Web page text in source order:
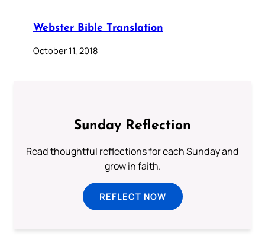
Webster Bible Translation
October 11, 2018
Sunday Reflection
Read thoughtful reflections for each Sunday and
grow in faith.
REFLECT NOW